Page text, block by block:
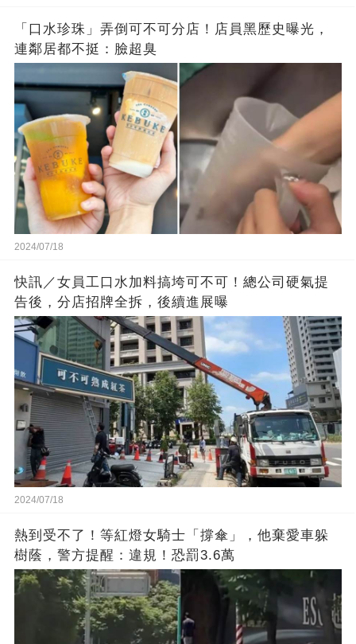
「口水珍珠」弄倒可不可分店！店員黑歷史曝光，
連鄰居都不挺：臉超臭
2024/07/18
快訊／女員工口水加料搞垮可不可！總公司硬氣提
告後，分店招牌全拆，後續進展曝
2024/07/18
熱到受不了！等紅燈女騎士「撐傘」，他棄愛車躲
樹蔭，警方提醒：違規！恐罰3.6萬